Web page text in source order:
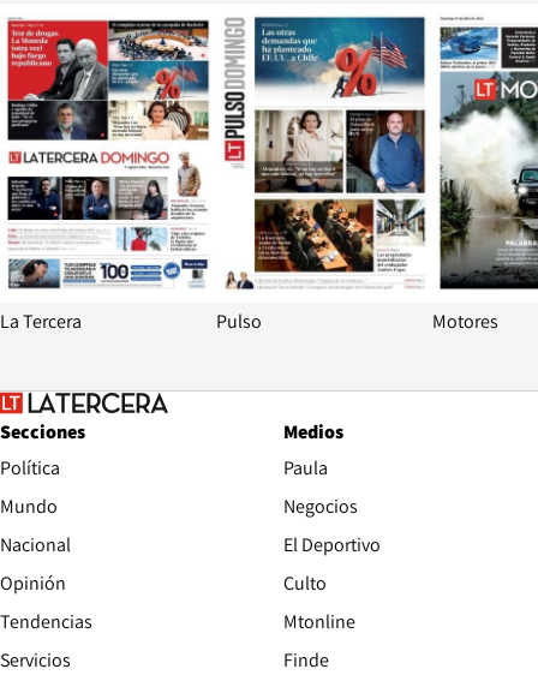
Opens in new window
La Tercera
Opens in
Pulso Motores
Secciones
Política
Mundo
Nacional
Opinión
Tendencias
Servicios
Medios
Paula
Negocios
El Deportivo
Culto
Mtonline
Finde